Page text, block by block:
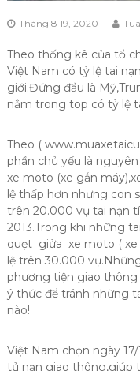
Tháng 8 19, 2020
Theo thống kê của tổ
Việt Nam có tỷ lệ tai
giới.Đứng đầu là
nằm trong top có tỷ lệ
Theo (
phần chủ yếu là
xe moto (xe gắn
lệ thấp hơn nhưng con
trên 20.000 vụ tai nạn
2013.Trong khi những
quẹt giửa xe moto ( xe
lệ trên 30.000
phương tiện giao
ý thức để tránh những
nào!
Việt Nam chọn ngày
tủ nạn giao thông,giúp